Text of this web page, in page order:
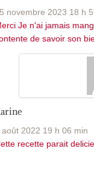
novembre 2023 18 h
Je n'ai jamais
de savoir son
août 2022 19 h 06 min
recette parait